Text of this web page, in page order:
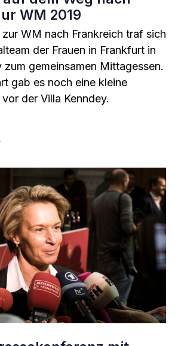
WM 2019
WM nach Frankreich traf sich
der Frauen in Frankfurt in
zum gemeinsamen Mittagessen.
gab es noch eine kleine
der Villa Kenndey.